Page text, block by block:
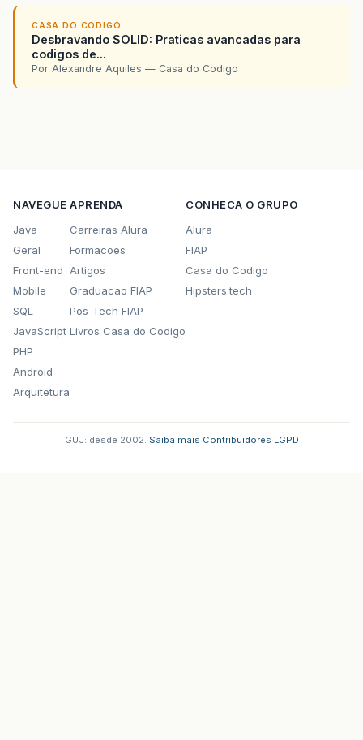
CASA DO CODIGO
Desbravando SOLID: Praticas avancadas para
codigos de...
Por Alexandre Aquiles — Casa do Codigo
NAVEGUE
Java
Geral
Front-end
Mobile
SQL
JavaScript
PHP
Android
Arquitetura
APRENDA
Carreiras Alura
Formacoes
Artigos
Graduacao FIAP
Pos-Tech FIAP
Livros Casa do Codigo
CONHECA O GRUPO
Alura
FIAP
Casa do Codigo
Hipsters.tech
GUJ: desde 2002. Saiba mais Contribuidores LGPD